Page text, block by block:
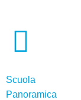
Scuola
Panoramica